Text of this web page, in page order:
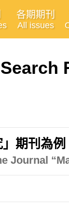
各期期刊
All issues
Search
期刊為例
Journal